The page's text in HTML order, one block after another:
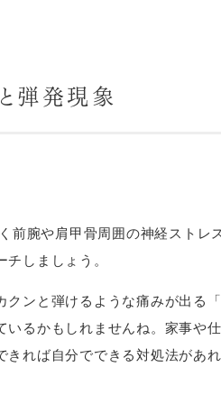
弾発現象
前腕や肩甲骨周囲の神経ストレ
しましょう。
ンと弾けるような痛みが出る
いるかもしれませんね。家事や
れば自分でできる対処法があ